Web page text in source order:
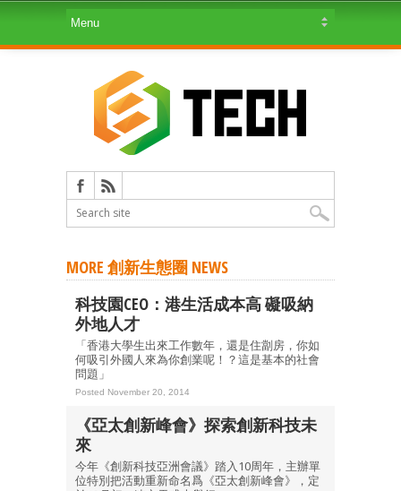
MORE 創新生態圈 NEWS
科技園CEO：港生活成本高 礙吸納
外地人才
「香港大學生出來工作數年，還是住劏房，你如
何吸引外國人來為你創業呢！？這是基本的社會
問題」
Posted November 20, 2014
《亞太創新峰會》探索創新科技未
來
今年《創新科技亞洲會議》踏入10周年，主辦單
位特別把活動重新命名爲《亞太創新峰會》，定